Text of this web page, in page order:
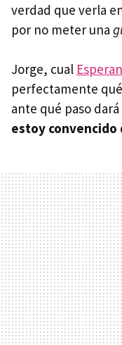
verdad que verla
por no meter una
Jorge, cual
perfectamente
ante qué paso
estoy convencido